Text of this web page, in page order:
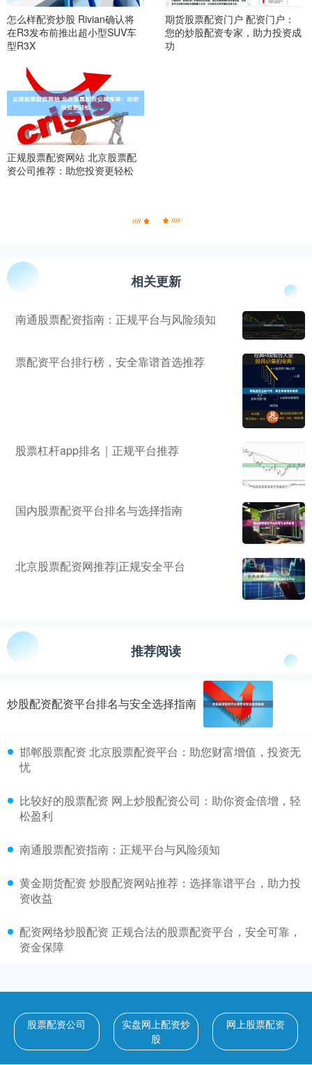
怎么样配资炒股 Rivian确认将
在R3发布前推出超小型SUV车
型R3X
期货股票配资门户 配资门户：
您的炒股配资专家，助力投资成
功
正规股票配资网站 北京股票配
资公司推荐：助您投资更轻松
相关更新
南通股票配资指南：正规平台与风险须知
票配资平台排行榜，安全靠谱首选推荐
股票杠杆app排名｜正规平台推荐
国内股票配资平台排名与选择指南
北京股票配资网推荐|正规安全平台
推荐阅读
炒股配资配资平台排名与安全选择指南
邯郸股票配资 北京股票配资平台：助您财富增值，投资无
忧
比较好的股票配资 网上炒股配资公司：助你资金倍增，轻
松盈利
南通股票配资指南：正规平台与风险须知
黄金期货配资 炒股配资网站推荐：选择靠谱平台，助力投
资收益
配资网络炒股配资 正规合法的股票配资平台，安全可靠，
资金保障
股票配资公司
实盘网上配资炒
股
网上股票配资